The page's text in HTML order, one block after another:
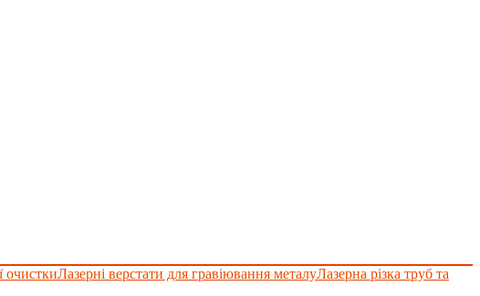
очисткиЛазерні верстати для гравіювання металуЛазерна різка труб та